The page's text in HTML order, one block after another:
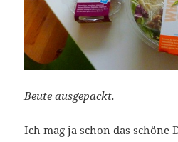
Beute ausgepackt.
Ich mag ja schon das schöne